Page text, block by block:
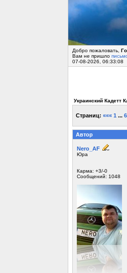
Добро пожаловать,
Вам не пришло
07-08-2026, 06:33:08
Украинский Кадетт
Страниц: ««« 1 ...
Автор
Nero_AF
Юра
Карма: +3/-0
Сообщений: 1048